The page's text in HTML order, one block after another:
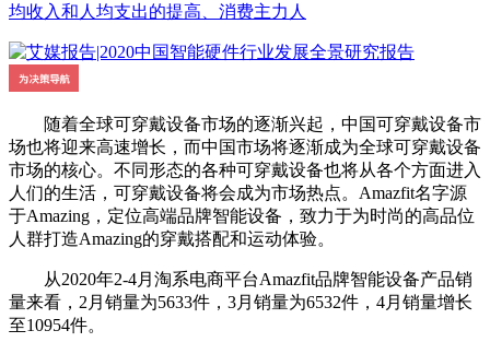
均收入和人均支出的提高、消费主力人
随着全球可穿戴设备市场的逐渐兴起，中国可穿戴设备市
场也将迎来高速增长，而中国市场将逐渐成为全球可穿戴设备
市场的核心。不同形态的各种可穿戴设备也将从各个方面进入
人们的生活，可穿戴设备将会成为市场热点。Amazfit名字源
于Amazing，定位高端品牌智能设备，致力于为时尚的高品位
人群打造Amazing的穿戴搭配和运动体验。
从2020年2-4月淘系电商平台Amazfit品牌智能设备产品销
量来看，2月销量为5633件，3月销量为6532件，4月销量增长
至10954件。